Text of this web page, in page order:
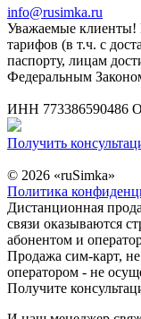
info@rusimka.ru
Уважаемые клиенты!
тарифов (в т.ч. с
паспорту, лицам
Федеральным
ИНН 773386590486
Получить
© 2026 «ruSimka»
Политика
Дистанционная
связи оказываются
абонентом и
Продажа сим-карт,
оператором - не
Получите